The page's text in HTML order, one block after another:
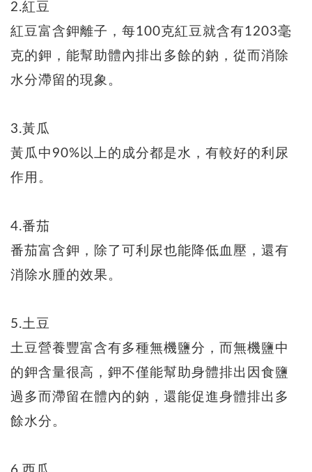
2.紅豆
紅豆富含鉀離子，每100克紅豆就含有1203毫
克的鉀，能幫助體內排出多餘的鈉，從而消除
水分滯留的現象。
3.黃瓜
黃瓜中90%以上的成分都是水，有較好的利尿
作用。
4.番茄
番茄富含鉀，除了可利尿也能降低血壓，還有
消除水腫的效果。
5.土豆
土豆營養豐富含有多種無機鹽分，而無機鹽中
的鉀含量很高，鉀不僅能幫助身體排出因食鹽
過多而滯留在體內的鈉，還能促進身體排出多
餘水分。